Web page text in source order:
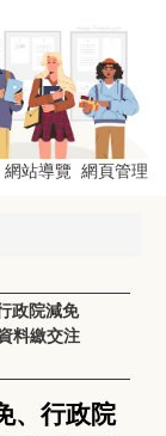
網站導覽 網頁管理
政院減免
料繳交注
、行政院